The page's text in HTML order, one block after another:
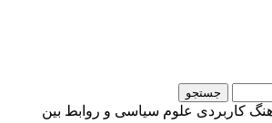
جستجو
کاربردی علوم سیاسی و روابط بین